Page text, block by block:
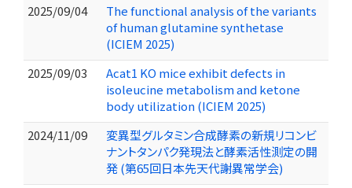
2025/09/04
The functional analysis of the variants
of human glutamine synthetase
(ICIEM 2025)
2025/09/03
Acat1 KO mice exhibit defects in
isoleucine metabolism and ketone
body utilization (ICIEM 2025)
2024/11/09
変異型グルタミン合成酵素の新規リコンビ
ナントタンパク発現法と酵素活性測定の開
発 (第65回日本先天代謝異常学会)